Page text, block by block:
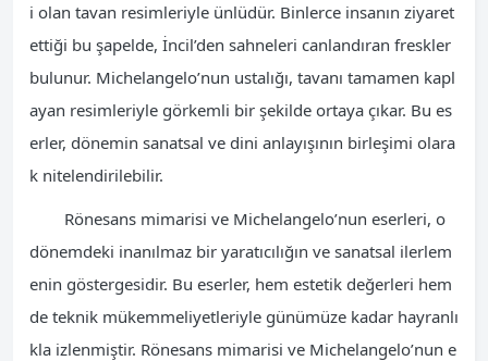
i olan tavan resimleriyle ünlüdür. Binlerce insanın ziyaret
ettiği bu şapelde, İncil’den sahneleri canlandıran freskler
bulunur. Michelangelo’nun ustalığı, tavanı tamamen kapl
ayan resimleriyle görkemli bir şekilde ortaya çıkar. Bu es
erler, dönemin sanatsal ve dini anlayışının birleşimi olara
k nitelendirilebilir.
Rönesans mimarisi ve Michelangelo’nun eserleri, o
dönemdeki inanılmaz bir yaratıcılığın ve sanatsal ilerlem
enin göstergesidir. Bu eserler, hem estetik değerleri hem
de teknik mükemmeliyetleriyle günümüze kadar hayranlı
kla izlenmiştir. Rönesans mimarisi ve Michelangelo’nun e